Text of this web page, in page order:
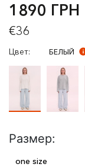
1890 ГРН
€36
Цвет: БЕЛЫЙ
Размер:
one size